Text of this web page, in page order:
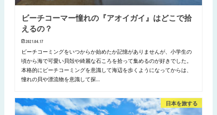
ビーチコーマー憧れの『アオイガイ』はどこで拾
えるの？
2021.04.17
ビーチコーミングをいつからか始めたか記憶がありませんが、小学生の
頃から海で可愛い貝殻や綺麗な石ころを拾って集めるのが好きでした。
本格的にビーチコーミングを意識して海辺を歩くようになってからは、
憧れの貝や漂流物を意識して探…
日本を旅する